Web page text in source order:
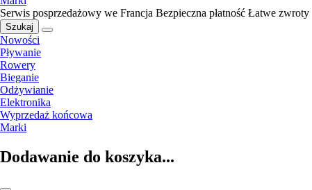
Serwis posprzedażowy we Francja Bezpieczna płatność Łatwe zwroty
Szukaj
Nowości
Pływanie
Rowery
Bieganie
Odżywianie
Elektronika
Wyprzedaż końcowa
Marki
Dodawanie do koszyka...